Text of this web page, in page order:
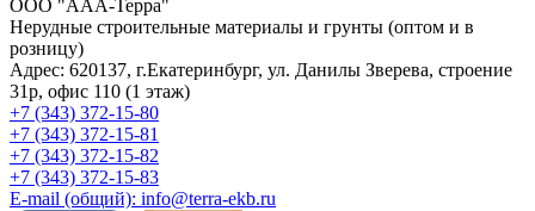
ООО "ААА-Терра"
Нерудные строительные материалы и грунты (оптом и в
розницу)
Адрес: 620137, г.Екатеринбург, ул. Данилы Зверева, строение
31р, офис 110 (1 этаж)
+7 (343) 372-15-80
+7 (343) 372-15-81
+7 (343) 372-15-82
+7 (343) 372-15-83
E-mail (общий): info@terra-ekb.ru